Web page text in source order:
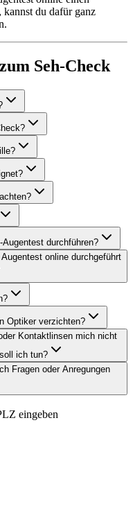
kannst du dafür ganz
Seh-Check
durchführen?
online durchgeführt
Optiker verzichten?
Kontaktlinsen mich nicht
ich tun?
Fragen oder Anregungen
eingeben